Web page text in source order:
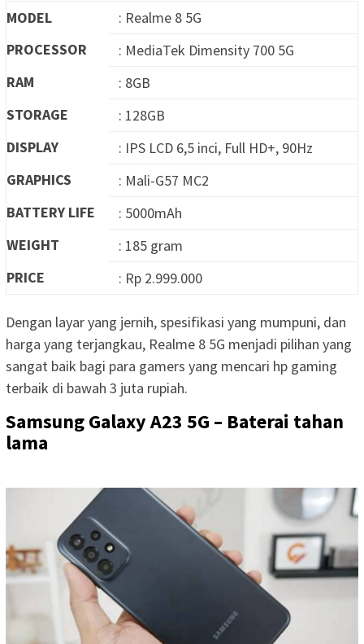
MODEL
: Realme 8 5G
PROCESSOR
: MediaTek Dimensity 700 5G
RAM
: 8GB
STORAGE
: 128GB
DISPLAY
: IPS LCD 6,5 inci, Full HD+, 90Hz
GRAPHICS
: Mali-G57 MC2
BATTERY LIFE
: 5000mAh
WEIGHT
: 185 gram
PRICE
: Rp 2.999.000
Dengan layar yang jernih, spesifikasi yang mumpuni, dan
harga yang terjangkau, Realme 8 5G menjadi pilihan yang
sangat baik bagi para gamers yang mencari hp gaming
terbaik di bawah 3 juta rupiah.
Samsung Galaxy A23 5G – Baterai tahan
lama